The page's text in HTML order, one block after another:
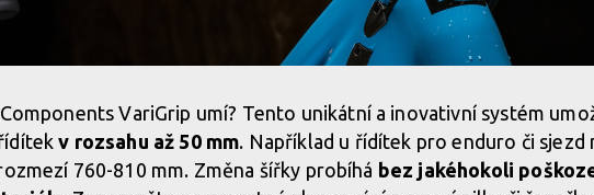
VariGrip umí? Tento unikátní a inovativní systém
v rozsahu až 50 mm. Například u řídítek pro enduro či sjezd
760-810 mm. Změna šířky probíhá bez jakéhokoli